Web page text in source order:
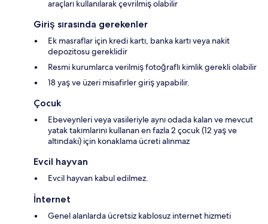
araçları kullanılarak çevrilmiş olabilir
Giriş sırasında gerekenler
Ek masraflar için kredi kartı, banka kartı veya nakit
depozitosu gereklidir
Resmi kurumlarca verilmiş fotoğraflı kimlik gerekli olabilir
18 yaş ve üzeri misafirler giriş yapabilir.
Çocuk
Ebeveynleri veya vasileriyle aynı odada kalan ve mevcut
yatak takımlarını kullanan en fazla 2 çocuk (12 yaş ve
altındaki) için konaklama ücreti alınmaz
Evcil hayvan
Evcil hayvan kabul edilmez.
İnternet
Genel alanlarda ücretsiz kablosuz internet hizmeti